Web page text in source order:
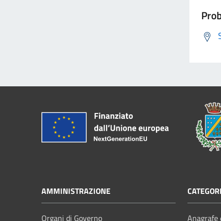
AMMINISTRAZIONE
Organi di Governo